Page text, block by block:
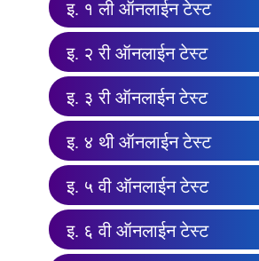
इ. १ ली ऑनलाईन टेस्ट
इ. २ री ऑनलाईन टेस्ट
इ. ३ री ऑनलाईन टेस्ट
इ. ४ थी ऑनलाईन टेस्ट
इ. ५ वी ऑनलाईन टेस्ट
इ. ६ वी ऑनलाईन टेस्ट